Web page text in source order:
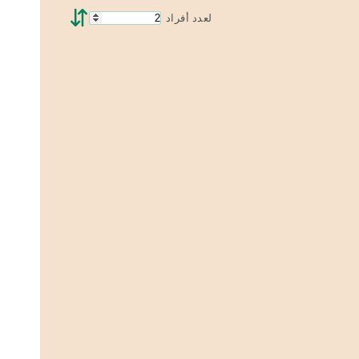
لعدد أفراد ⇵